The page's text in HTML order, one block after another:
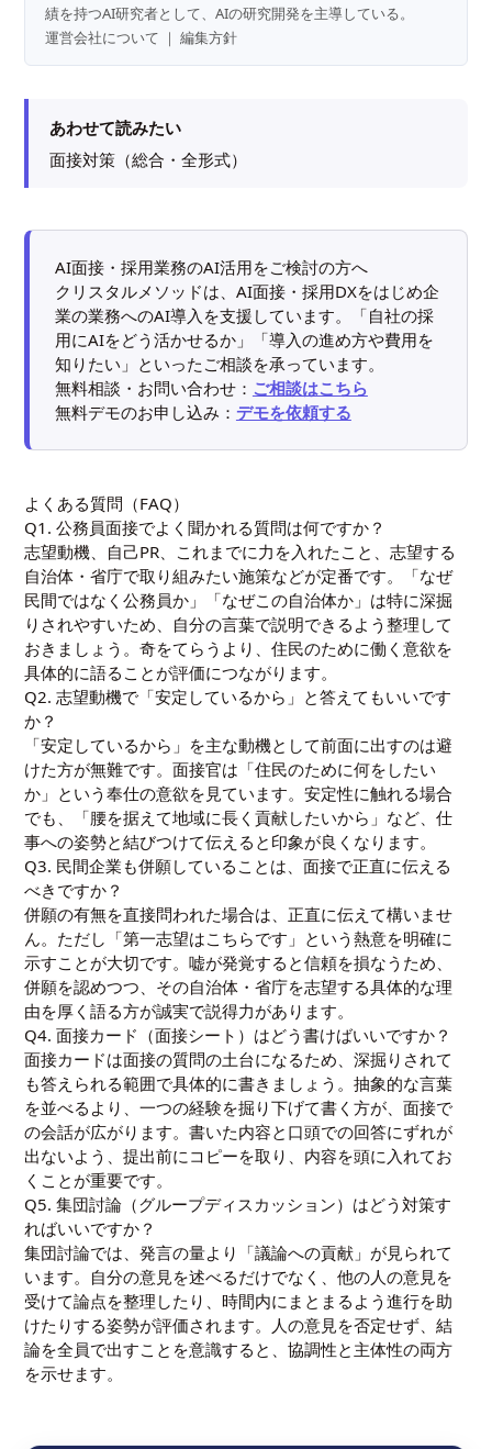
績を持つAI研究者として、AIの研究開発を主導している。
運営会社について ｜編集方針
あわせて読みたい
面接対策（総合・全形式）
AI面接・採用業務のAI活用をご検討の方へ
クリスタルメソッドは、AI面接・採用DXをはじめ企
業の業務へのAI導入を支援しています。「自社の採
用にAIをどう活かせるか」「導入の進め方や費用を
知りたい」といったご相談を承っています。
無料相談・お問い合わせ： ご相談はこちら
無料デモのお申し込み： デモを依頼する
よくある質問（FAQ）
Q1. 公務員面接でよく聞かれる質問は何ですか？
志望動機、自己PR、これまでに力を入れたこと、志望する
自治体・省庁で取り組みたい施策などが定番です。「なぜ
民間ではなく公務員か」「なぜこの自治体か」は特に深掘
りされやすいため、自分の言葉で説明できるよう整理して
おきましょう。奇をてらうより、住民のために働く意欲を
具体的に語ることが評価につながります。
Q2. 志望動機で「安定しているから」と答えてもいいです
か？
「安定しているから」を主な動機として前面に出すのは避
けた方が無難です。面接官は「住民のために何をしたい
か」という奉仕の意欲を見ています。安定性に触れる場合
でも、「腰を据えて地域に長く貢献したいから」など、仕
事への姿勢と結びつけて伝えると印象が良くなります。
Q3. 民間企業も併願していることは、面接で正直に伝える
べきですか？
併願の有無を直接問われた場合は、正直に伝えて構いませ
ん。ただし「第一志望はこちらです」という熱意を明確に
示すことが大切です。嘘が発覚すると信頼を損なうため、
併願を認めつつ、その自治体・省庁を志望する具体的な理
由を厚く語る方が誠実で説得力があります。
Q4. 面接カード（面接シート）はどう書けばいいですか？
面接カードは面接の質問の土台になるため、深掘りされて
も答えられる範囲で具体的に書きましょう。抽象的な言葉
を並べるより、一つの経験を掘り下げて書く方が、面接で
の会話が広がります。書いた内容と口頭での回答にずれが
出ないよう、提出前にコピーを取り、内容を頭に入れてお
くことが重要です。
Q5. 集団討論（グループディスカッション）はどう対策す
ればいいですか？
集団討論では、発言の量より「議論への貢献」が見られて
います。自分の意見を述べるだけでなく、他の人の意見を
受けて論点を整理したり、時間内にまとまるよう進行を助
けたりする姿勢が評価されます。人の意見を否定せず、結
論を全員で出すことを意識すると、協調性と主体性の両方
を示せます。